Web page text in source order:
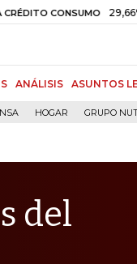
CONSUMO 29,66%
ANÁLISIS ASUNTOS
HOGAR GRUPO
del